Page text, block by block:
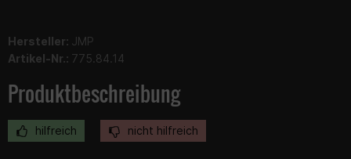
Hersteller: JMP
Artikel-Nr.: 775.84.14
Produktbeschreibung
hilfreich nicht hilfreich